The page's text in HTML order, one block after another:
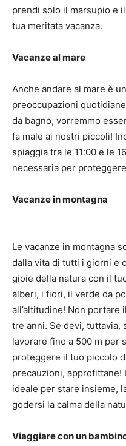
prendi solo il marsupio e
tua meritata vacanza.
Vacanze al mare
Anche andare al mare è
preoccupazioni
da bagno, vorremmo
fa male ai nostri piccoli!
spiaggia tra le 11:00 e le
necessaria per
Vacanze in montagna
Le vacanze in montagna
dalla vita di tutti i giorni e
gioie della natura con il
alberi, i fiori, il verde da
all’altitudine! Non portare
tre anni. Se devi, tuttavia,
lavorare fino a 500 m per
proteggere il tuo piccolo
precauzioni, approfittane!
ideale per stare insieme,
godersi la calma della
Viaggiare con un